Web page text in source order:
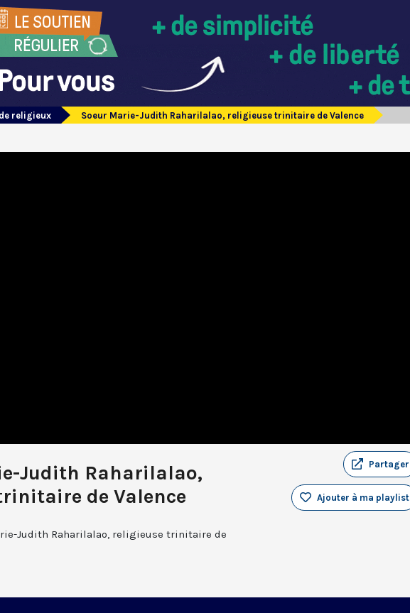
religieux Soeur Marie-Judith Raharilalao, religieuse trinitaire de Valence
Judith Raharilalao,
de Valence
Partager
Ajouter à ma playlist
Judith Raharilalao, religieuse trinitaire de